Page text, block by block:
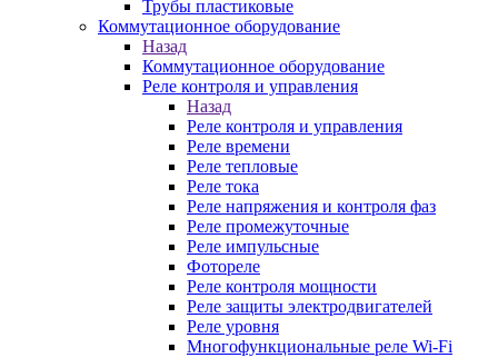
Трубы пластиковые
Коммутационное оборудование
Назад
Коммутационное оборудование
Реле контроля и управления
Назад
Реле контроля и управления
Реле времени
Реле тепловые
Реле тока
Реле напряжения и контроля фаз
Реле промежуточные
Реле импульсные
Фотореле
Реле контроля мощности
Реле защиты электродвигателей
Реле уровня
Многофункциональные реле Wi-Fi